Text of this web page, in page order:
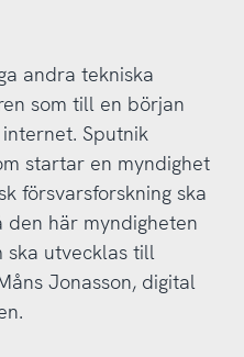
andra tekniska
som till en början
Sputnik
startar en myndighet
försvarsforskning ska
den här myndigheten
ska utvecklas till
Jonasson, digital